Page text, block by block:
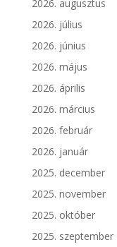
2026. augusztus
2026. július
2026. június
2026. május
2026. április
2026. március
2026. február
2026. január
2025. december
2025. november
2025. október
2025. szeptember